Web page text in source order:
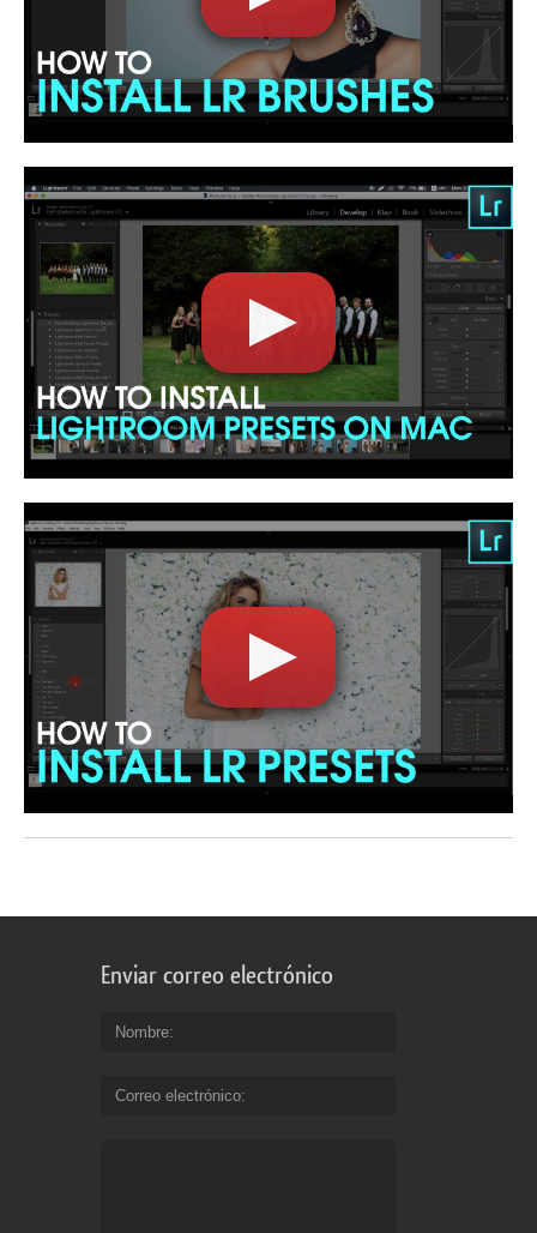
Enviar correo electrónico
Nombre
Correo electrónico